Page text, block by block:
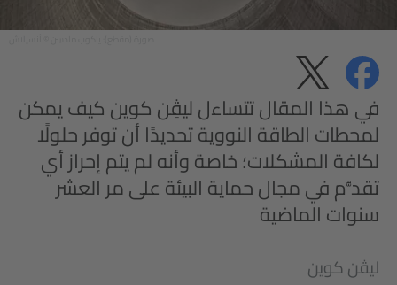
مشاركةمشاركة
في هذا المقال تتساءل ليڤِن كوين كيف يمكن
لمحطات الطاقة النووية تحديدًا أن توفر حلولًا
لكافة المشكلات؛ خاصة وأنه لم يتم إحراز أي
تقدُّم في مجال حماية البيئة على مر العشر
سنوات الماضية
ليڤن كوين